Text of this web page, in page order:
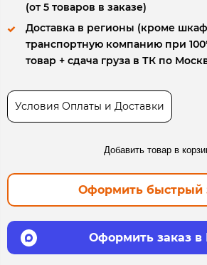
(от 5 товаров в заказе)
Доставка в регионы (кроме
транспортную компанию при
товар + сдача груза в ТК по
Условия Оплаты и Доставки
Добавить товар в
Оформить быстрый
Оформить заказ